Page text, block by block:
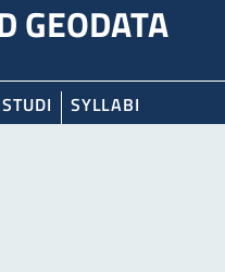
GEODATA
SYLLABI